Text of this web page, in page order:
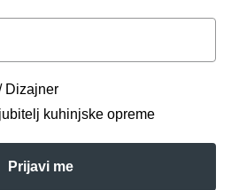
Dizajner
kuhinjske opreme
Prijavi me